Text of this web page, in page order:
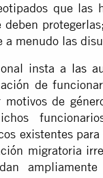
que las
deben
a menudo las
insta a las
de
motivos de
existentes para
migratoria